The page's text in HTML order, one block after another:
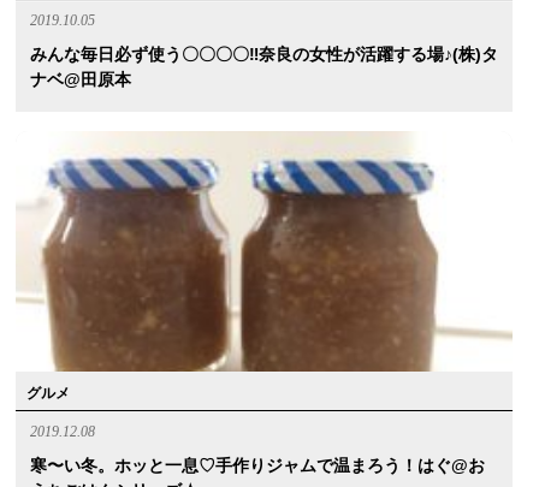
2019.10.05
みんな毎日必ず使う〇〇〇〇‼︎奈良の女性が活躍する場♪(株)タ
ナベ@田原本
グルメ
2019.12.08
寒〜い冬。ホッと一息♡手作りジャムで温まろう！はぐ@お